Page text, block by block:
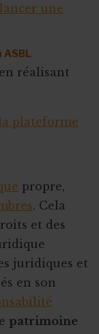
une
ASBL
réalisant
plateforme
propre,
. Cela
et des
juridiques et
en son
patrimoine